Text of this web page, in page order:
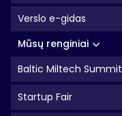
Verslo e-gidas
Mūsų renginiai
Baltic Miltech Summit
Startup Fair